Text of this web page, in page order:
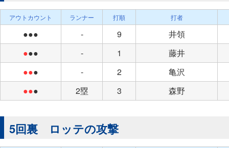
アウトカウント ランナー 打順 打者
●●● - 9
井領
●●● - 1
藤井
●●● - 2
亀沢
●●● 2塁 3 森野
5回裏 ロッテの攻撃